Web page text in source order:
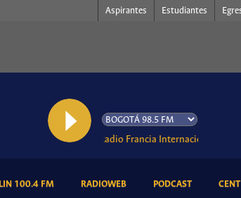
Aspirantes Estudiantes
AL AIRE: Radio Francia Internacional
100.4 FM(CURRENT)RADIOWEB(CURRENT)PODCAST(CURRENT)